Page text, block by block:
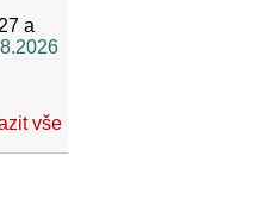
a
vše